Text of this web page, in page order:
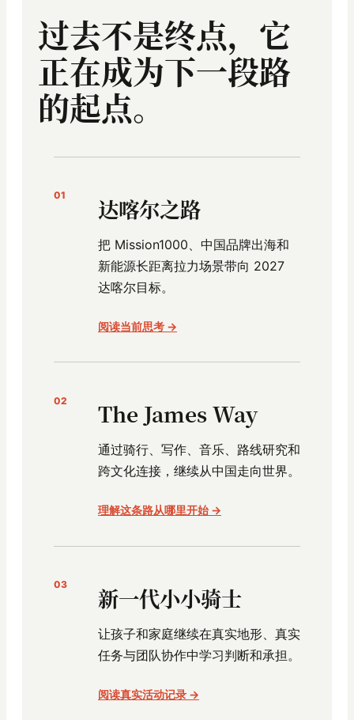
过去不是终点，它
正在成为下一段路
的起点。
01 达喀尔之路
把 Mission1000、中国品牌出海和
新能源长距离拉力场景带向 2027
达喀尔目标。
阅读当前思考 →
02 The James Way
通过骑行、写作、音乐、路线研究和
跨文化连接，继续从中国走向世界。
理解这条路从哪里开始 →
03 新一代小小骑士
让孩子和家庭继续在真实地形、真实
任务与团队协作中学习判断和承担。
阅读真实活动记录 →